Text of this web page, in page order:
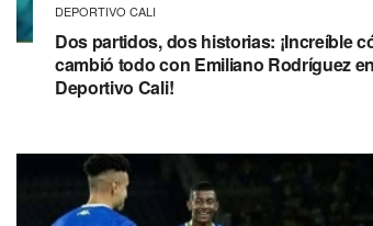
DEPORTIVO CALI
Dos partidos, dos historias: ¡Increíble
cambió todo con Emiliano Rodríguez en
Deportivo Cali!